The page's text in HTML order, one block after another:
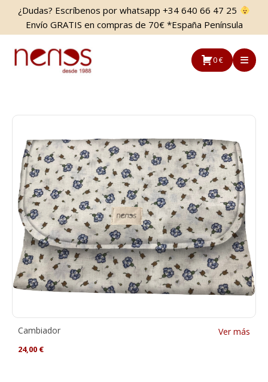
Saltar
contenido
principal
Saltar
la
barra
lateral
¿Dudas? Escríbenos por whatsapp +34 640 66 47 25
Envío GRATIS en compras de 70€ *España Península
0 €
Cambiador
24,00 €
Ver más